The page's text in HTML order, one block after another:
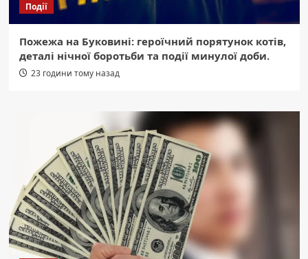
Події
Пожежа на Буковині: героїчний порятунок котів,
деталі нічної боротьби та події минулої доби.
23 години тому назад